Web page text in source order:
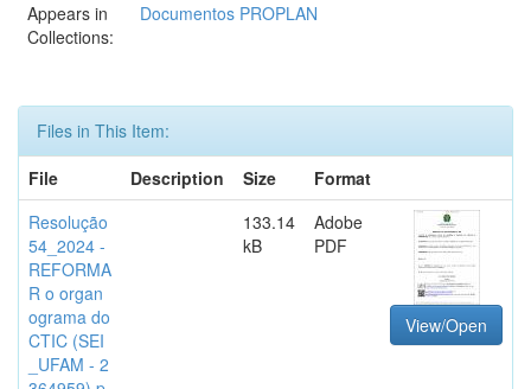
Appears in
Collections:
Documentos PROPLAN
Files in This Item:
File
Description Size
Format
Resolução
54_2024 -
REFORMA
R o organ
ograma do
CTIC (SEI
_UFAM - 2
133.14
kB
Adobe
PDF
View/Open